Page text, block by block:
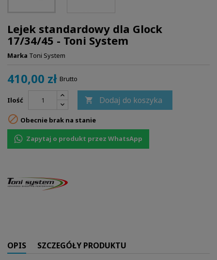
Lejek standardowy dla Glock
17/34/45 - Toni System
Marka Toni System
410,00 zł Brutto
Ilość  Dodaj do koszyka
 Obecnie brak na stanie
Zapytaj o produkt przez WhatsApp
OPIS SZCZEGÓŁY PRODUKTU